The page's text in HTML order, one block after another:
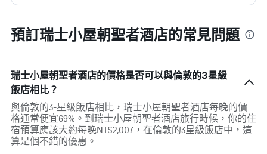
預訂瑞士小屋朝聖者酒店的常見問題
瑞士小屋朝聖者酒店的價格是否可以與倫敦的3星級
飯店相比？
與倫敦的3-星級飯店相比，瑞士小屋朝聖者酒店每晚的價
格通常便宜69%。到瑞士小屋朝聖者酒店旅行時候，你的住
宿預算應該大約每晚NT$2,007，在倫敦的3星級飯店中，這
算是個不錯的優惠。